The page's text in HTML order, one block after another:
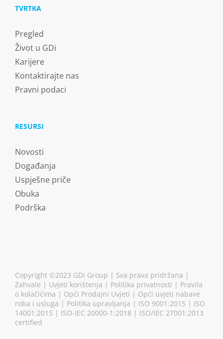
TVRTKA
Pregled
Život u GDi
Karijere
Kontaktirajte nas
Pravni podaci
RESURSI
Novosti
Događanja
Uspješne priče
Obuka
Podrška
Copyright ©2023 GDi Group | Sva prava pridržana |
Zahvale | Uvjeti korištenja | Politika privatnosti | Pravila
o kolačićima | Opći Prodajni Uvjeti | Opći uvjeti nabave
roba i usluga | Politika upravljanja | ISO 9001:2015 | ISO
14001:2015 | ISO-IEC 20000-1:2018 | ISO/IEC 27001:2013
certified